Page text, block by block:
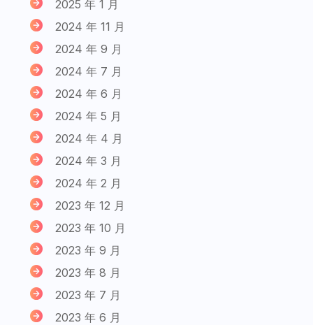
2025 年 1 月
2024 年 11 月
2024 年 9 月
2024 年 7 月
2024 年 6 月
2024 年 5 月
2024 年 4 月
2024 年 3 月
2024 年 2 月
2023 年 12 月
2023 年 10 月
2023 年 9 月
2023 年 8 月
2023 年 7 月
2023 年 6 月